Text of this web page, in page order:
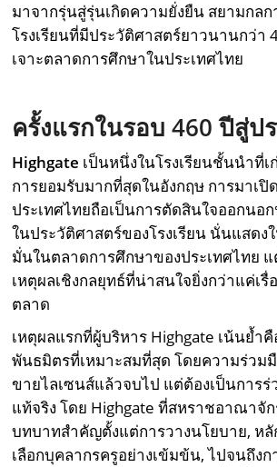
มาจากรุ่นสู่รุ่นเกิดความยั่งยืน สยามกล
โรงเรียนที่มีประวัติศาสตร์ยาวนานกว่า
เจาะตลาดการศึกษาในประเทศไทย
ครั้งแรกในรอบ 460 ปีสู่ป
Highgate เป็นหนึ่งในโรงเรียนชั้นนำที่
การยอมรับมากที่สุดในอังกฤษ การมาเปิ
ประเทศไทยถือเป็นการตัดสินใจออกนอก
ในประวัติศาสตร์ของโรงเรียน นั่นแสดง
มั่นในตลาดการศึกษาของประเทศไทย แ
เหตุผลเชิงกลยุทธ์ที่น่าสนใจยิ่งกว่าแค่เรื่
ตลาด
เหตุผลแรกที่ผู้บริหาร Highgate เน้นย้ำ
พันธมิตรที่เหมาะสมที่สุด โดยความร่วม
ขายไลเซนส์แล้วจบไป แต่ต้องเป็นการร่
แท้จริง โดย Highgate ที่สหราชอาณาจั
บทบาทสำคัญตั้งแต่การวางนโยบาย, หลั
เลือกบุคลากรครูอย่างเข้มข้น, ไปจนถึงก